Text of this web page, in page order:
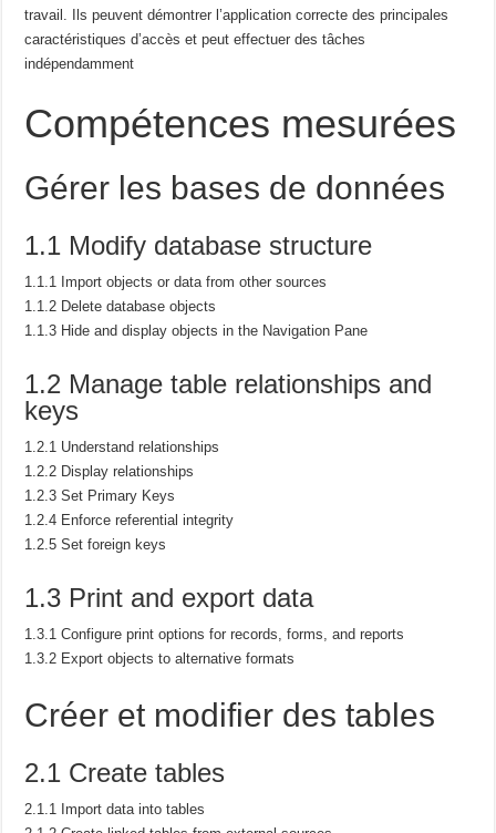
travail.
Ils peuvent démontrer l’application correcte des principales
caractéristiques d’accès et peut effectuer des tâches
indépendamment
Compétences mesurées
Gérer les bases de données
1.1 Modify database structure
1.1.1 Import objects or data from other sources
1.1.2 Delete database objects
1.1.3 Hide and display objects in the Navigation Pane
1.2 Manage table relationships and
keys
1.2.1 Understand relationships
1.2.2 Display relationships
1.2.3 Set Primary Keys
1.2.4 Enforce referential integrity
1.2.5 Set foreign keys
1.3 Print and export data
1.3.1 Configure print options for records, forms, and reports
1.3.2 Export objects to alternative formats
Créer et modifier des tables
2.1 Create tables
2.1.1 Import data into tables